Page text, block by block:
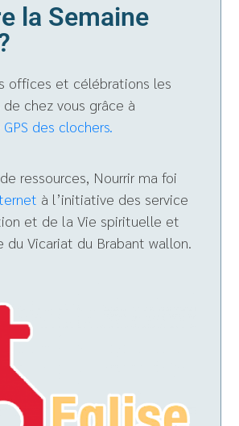
la Semaine
offices et célébrations les
chez vous grâce à
des clochers.
ressources, Nourrir ma foi
à l’initiative des service
et de la Vie spirituelle et
du Vicariat du Brabant wallon.